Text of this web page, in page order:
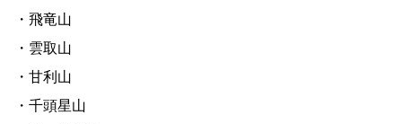
・飛竜山
・雲取山
・甘利山
・千頭星山